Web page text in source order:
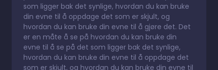
som ligger bak det synlige, hvordan du kan bruke
din evne til å oppdage det som er skjult, og
hvordan du kan bruke din evne til å gjøre det. Det
er en måte å se på hvordan du kan bruke din
evne til å se på det som ligger bak det synlige,
hvordan du kan bruke din evne til å oppdage det
som er skjult, og hvordan du kan bruke din evne til